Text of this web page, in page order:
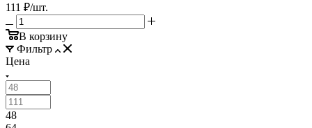
111 ₽/шт.
В корзину
Фильтр
Цена
48